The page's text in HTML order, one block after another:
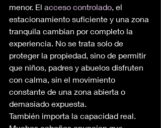
menor. El acceso controlado, el
estacionamiento suficiente y una zona
tranquila cambian por completo la
experiencia. No se trata solo de
proteger la propiedad, sino de permitir
que niños, padres y abuelos disfruten
con calma, sin el movimiento
constante de una zona abierta o
demasiado expuesta.
También importa la capacidad real.